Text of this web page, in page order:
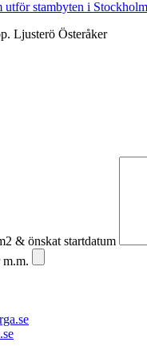
utför stambyten i Stockholm
& önskat startdatum